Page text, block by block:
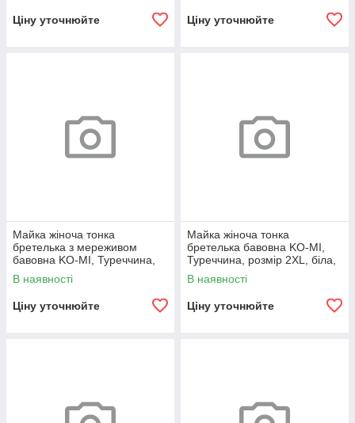
Ціну уточнюйте Ціну уточнюйте
Майка жіноча тонка
бретелька з мереживом
бавовна KO-MI, Туреччина,
розміри XL, чорна, 08018
В наявності
Ціну уточнюйте
Майка жіноча тонка
бретелька бавовна KO-MI,
Туреччина, розмір 2XL, біла,
07959
В наявності
Ціну уточнюйте